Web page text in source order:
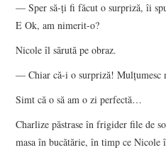
— Sper să-ţi fi făcut o surpriză, îi
E Ok, am nimerit-o?
Nicole îl sărută pe obraz.
— Chiar că-i o surpriză! Mulţumesc
Simt că o să am o zi perfectă…
Charlize păstrase în frigider file de
masa în bucătărie, în timp ce